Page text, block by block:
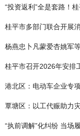
“投资返利”全是套路！
桂平市多部门联合开展
杨燕忠卜凡蒙爱杏姚军
桂平市召开2026年安排
港北区：电动车企业专
覃塘区：以工代赈助力
“执前调解”化纠纷 当场